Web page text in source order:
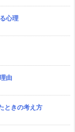
心理
由
ときの考え方